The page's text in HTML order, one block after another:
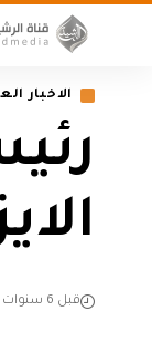
الاخبار
قبل 6 سنوات